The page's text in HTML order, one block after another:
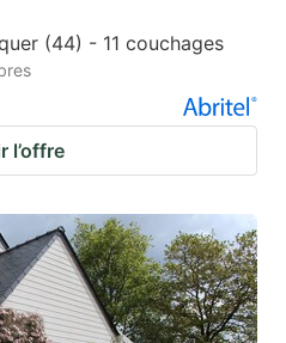
(44) - 11 couchages
l’offre